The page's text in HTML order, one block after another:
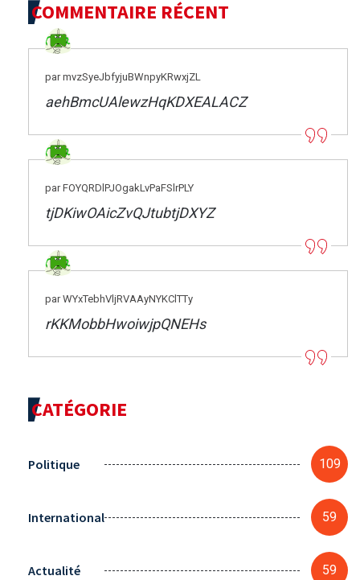
COMMENTAIRE RÉCENT
par mvzSyeJbfyjuBWnpyKRwxjZL
aehBmcUAlewzHqKDXEALACZ
par FOYQRDlPJOgakLvPaFSlrPLY
tjDKiwOAicZvQJtubtjDXYZ
par WYxTebhVljRVAAyNYKClTTy
rKKMobbHwoiwjpQNEHs
CATÉGORIE
Politique 109
International 59
Actualité 59